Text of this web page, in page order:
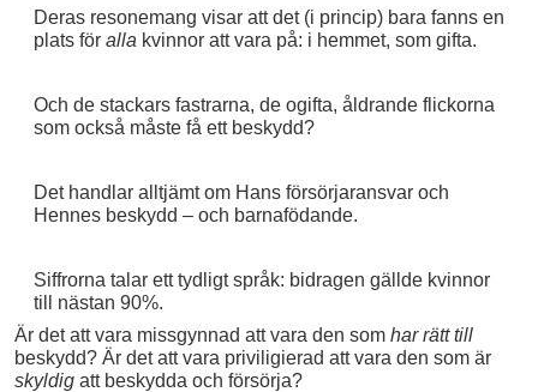
Deras resonemang visar att det (i princip) bara fanns en
plats för alla kvinnor att vara på: i hemmet, som gifta.
Och de stackars fastrarna, de ogifta, åldrande flickorna
som också måste få ett beskydd?
Det handlar alltjämt om Hans försörjaransvar och
Hennes beskydd – och barnafödande.
Siffrorna talar ett tydligt språk: bidragen gällde kvinnor
till nästan 90%.
Är det att vara missgynnad att vara den som har rätt till
beskydd? Är det att vara priviligierad att vara den som är
skyldig att beskydda och försörja?